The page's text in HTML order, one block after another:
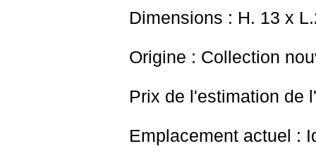
Dimensions : H. 13 x
Origine : Collection
Prix de l'estimation de
Emplacement actuel :